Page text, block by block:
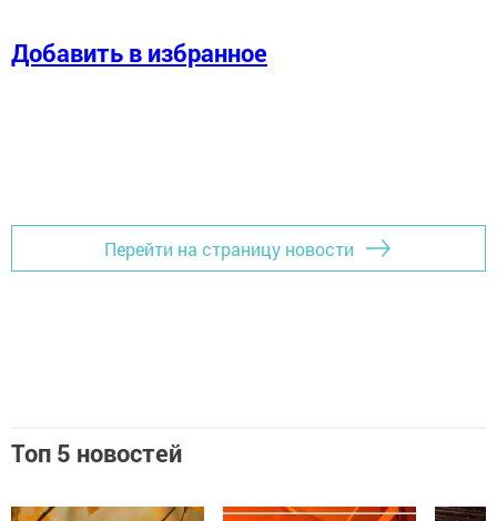
Добавить в избранное
Перейти на страницу новости
Топ 5 новостей